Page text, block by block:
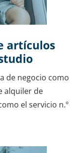
artículos
de negocio como
alquiler de
el servicio n.º